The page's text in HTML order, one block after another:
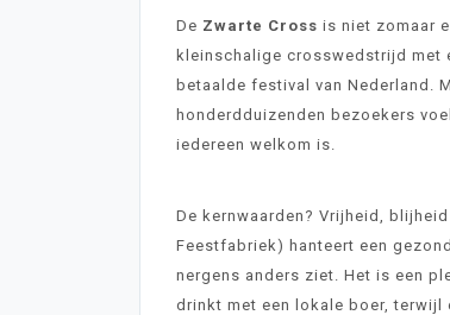
De Zwarte Cross is niet zomaar
kleinschalige crosswedstrijd met
betaalde festival van Nederland.
honderdduizenden bezoekers
iedereen welkom is.
De kernwaarden? Vrijheid,
Feestfabriek) hanteert een
nergens anders ziet. Het is een
drinkt met een lokale boer, terwijl